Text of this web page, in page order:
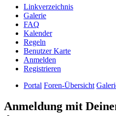
Linkverzeichnis
Galerie
FAQ
Kalender
Regeln
Benutzer Karte
Anmelden
Registrieren
Portal Foren-Übersicht
Anmeldung mit